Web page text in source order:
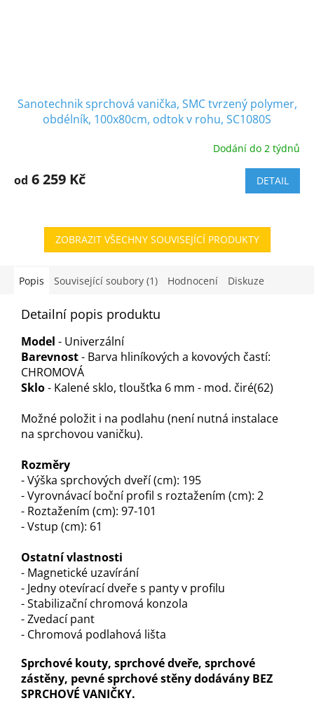
Sanotechnik sprchová vanička, SMC tvrzený polymer,
obdélník, 100x80cm, odtok v rohu, SC1080S
Dodání do 2 týdnů
od 6 259 Kč DETAIL
ZOBRAZIT VŠECHNY SOUVISEJÍCÍ PRODUKTY
Popis Související soubory (1) Hodnocení Diskuze
Detailní popis produktu
Model - Univerzální
Barevnost- Barva hliníkových a kovových častí:
CHROMOVÁ
Sklo- Kalené sklo, tloušťka 6 mm - mod. čiré(62)
Možné položit i na podlahu (není nutná instalace
na sprchovou vaničku).
Rozměry
- Výška sprchových dveří (cm): 195
- Vyrovnávací boční profil s roztažením (cm): 2
- Roztažením (cm): 97-101
- Vstup (cm): 61
Ostatní vlastnosti
- Magnetické uzavírání
- Jedny otevírací dveře s panty v profilu
- Stabilizační chromová konzola
- Zvedací pant
- Chromová podlahová lišta
Sprchové kouty, sprchové dveře, sprchové
zástěny, pevné sprchové stěny dodávány BEZ
SPRCHOVÉ VANIČKY.